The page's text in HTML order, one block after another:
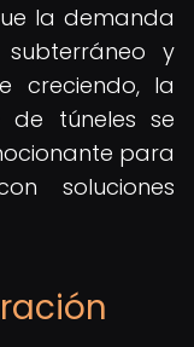
la demanda
y
creciendo, la
de túneles se
para
soluciones